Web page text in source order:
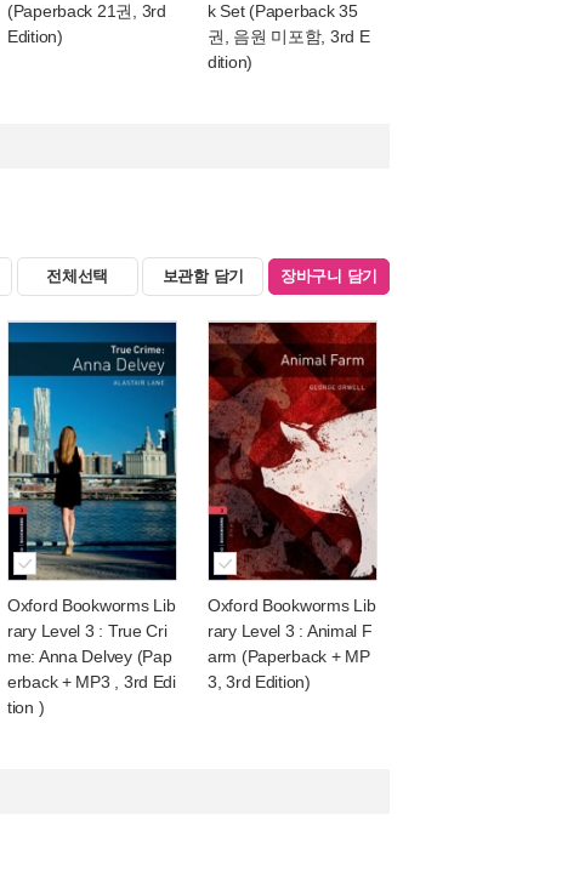
(Paperback 21권, 3rd
Edition)
k Set (Paperback 35
권, 음원 미포함, 3rd E
dition)
전체선택 보관함 담기 장바구니 담기
Oxford Bookworms Lib
rary Level 3 : True Cri
me: Anna Delvey (Pap
erback + MP3 , 3rd Edi
tion )
Oxford Bookworms Lib
rary Level 3 : Animal F
arm (Paperback + MP
3, 3rd Edition)